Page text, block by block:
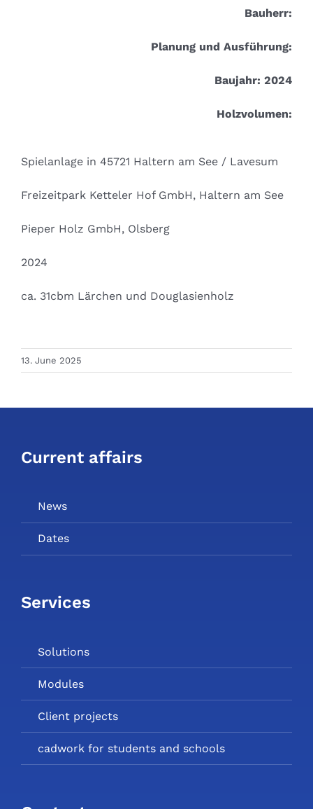
Bauherr:
Planung und Ausführung:
Baujahr: 2024
Holzvolumen:
Spielanlage in 45721 Haltern am See / Lavesum
Freizeitpark Ketteler Hof GmbH, Haltern am See
Pieper Holz GmbH, Olsberg
2024
ca. 31cbm Lärchen und Douglasienholz
13. June 2025
Current affairs
News
Dates
Services
Solutions
Modules
Client projects
cadwork for students and schools